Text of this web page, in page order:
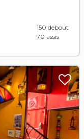
150 debout
70 assis